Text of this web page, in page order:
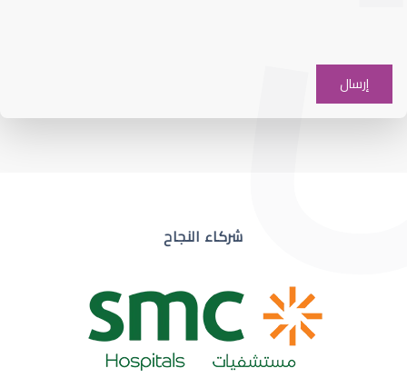
ضعف نظر مفاجئشركاء النجاح